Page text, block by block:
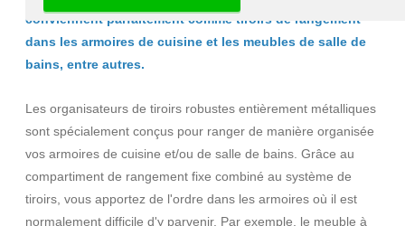
conviennent parfaitement comme tiroirs de rangement
dans les armoires de cuisine et les meubles de salle de
bains, entre autres.
Les organisateurs de tiroirs robustes entièrement métalliques
sont spécialement conçus pour ranger de manière organisée
vos armoires de cuisine et/ou de salle de bains. Grâce au
compartiment de rangement fixe combiné au système de
tiroirs, vous apportez de l'ordre dans les armoires où il est
normalement difficile d'y parvenir. Par exemple, le meuble à